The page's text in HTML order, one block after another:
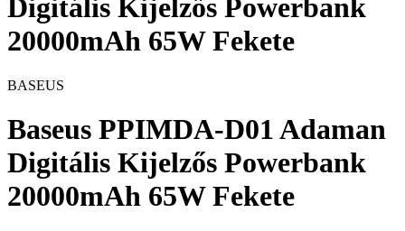
Digitális Kijelzős Powerbank
20000mAh 65W Fekete
BASEUS
Baseus PPIMDA-D01 Adaman
Digitális Kijelzős Powerbank
20000mAh 65W Fekete